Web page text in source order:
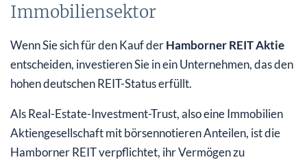
Immobiliensektor
Wenn Sie sich für den Kauf derHamborner REIT Aktie
entscheiden, investieren Sie in ein Unternehmen, das den
hohen deutschen REIT-Status erfüllt.
Als Real-Estate-Investment-Trust, also eine Immobilien
Aktiengesellschaft mit börsennotieren Anteilen, ist die
Hamborner REIT verpflichtet, ihr Vermögen zu